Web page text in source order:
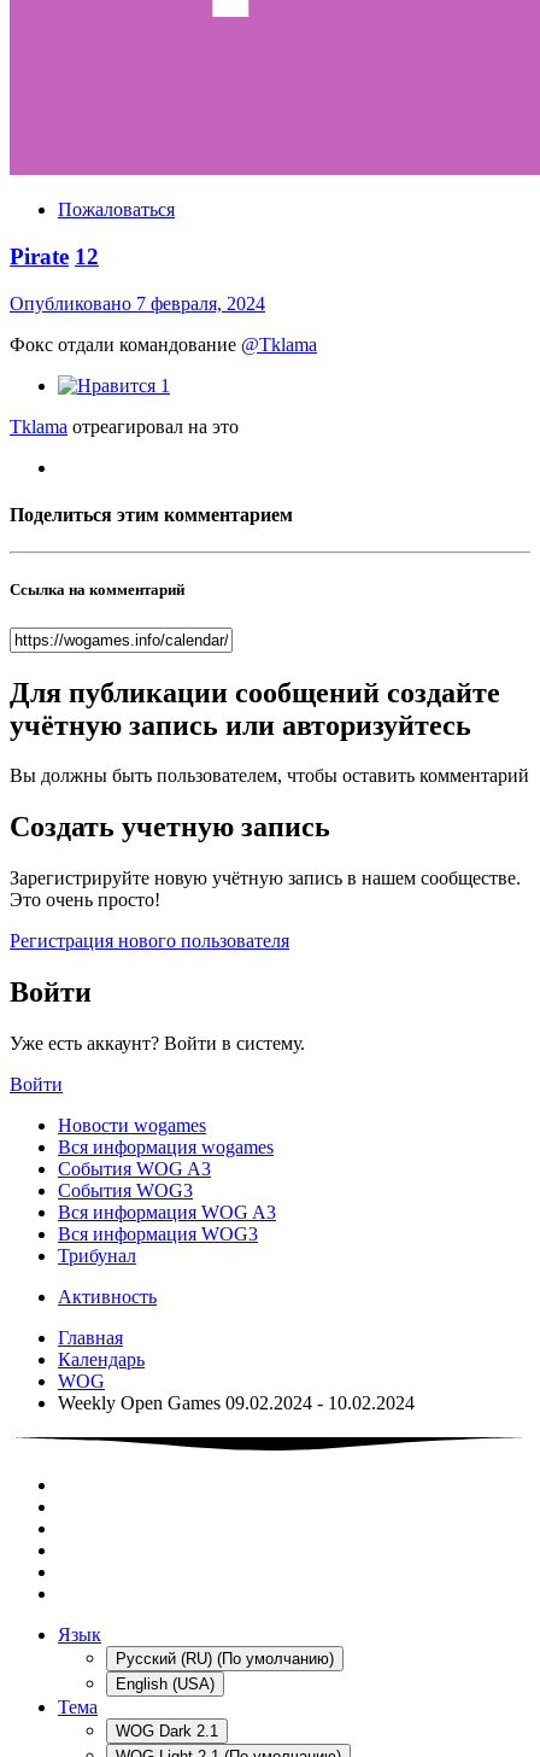
Пожаловаться
Pirate 12
Опубликовано 7 февраля, 2024
Фокс отдали командование @Tklama
1
Tklama отреагировал на это
Поделиться этим комментарием
Ссылка на комментарий
Для публикации сообщений создайте
учётную запись или авторизуйтесь
Вы должны быть пользователем, чтобы оставить комментарий
Создать учетную запись
Зарегистрируйте новую учётную запись в нашем сообществе.
Это очень просто!
Регистрация нового пользователя
Войти
Уже есть аккаунт? Войти в систему.
Войти
Новости wogames
Вся информация wogames
События WOG A3
События WOG3
Вся информация WOG A3
Вся информация WOG3
Трибунал
Активность
Главная
Календарь
WOG
Weekly Open Games 09.02.2024 - 10.02.2024
Язык
Русский (RU) (По умолчанию)
English (USA)
Тема
WOG Dark 2.1